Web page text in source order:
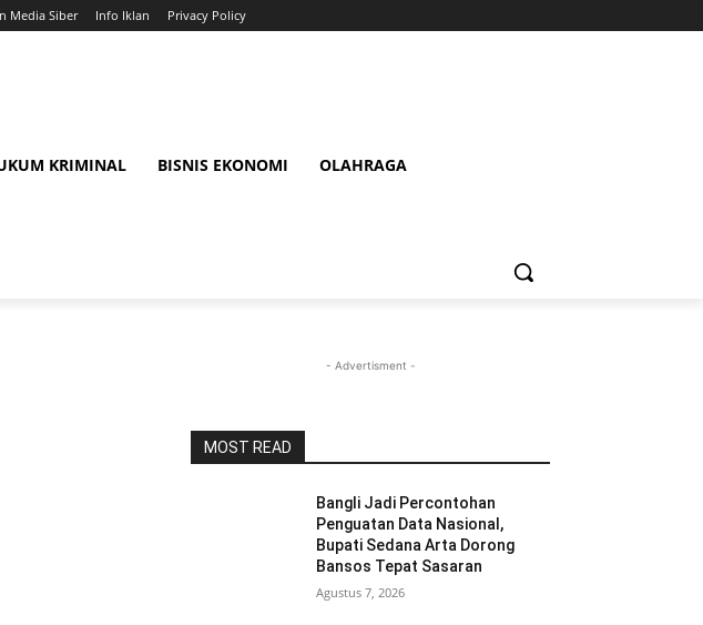
Media Siber Info Iklan Privacy Policy
KRIMINAL BISNIS EKONOMI OLAHRAGA
- Advertisment -
MOST READ
Bangli Jadi Percontohan
Penguatan Data Nasional,
Bupati Sedana Arta Dorong
Bansos Tepat Sasaran
Agustus 7, 2026